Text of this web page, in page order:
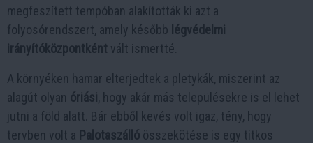
megfeszített tempóban alakították ki azt a
folyosórendszert, amely később légvédelmi
irányítóközpontként vált ismertté.
A környéken hamar elterjedtek a pletykák, miszerint az
alagút olyan óriási, hogy akár más településekre is el lehet
jutni a föld alatt. Bár ebből kevés volt igaz, tény, hogy
tervben volt a Palotaszálló összekötése is egy titkos